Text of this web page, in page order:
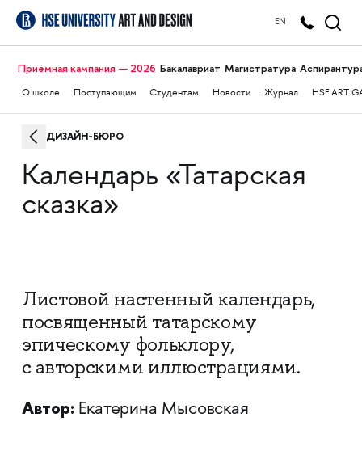
EN
Приёмная кампания — 2026 Бакалавриат Магистратура
О школе Поступающим Студентам Новости Журнал HSE ART
ДИЗАЙН-БЮРО
Календарь «Татарская
сказка»
Листовой настенный календарь,
посвященный татарскому
эпическому фольклору,
с авторскими иллюстрациями.
Автор: Екатерина Мысовская